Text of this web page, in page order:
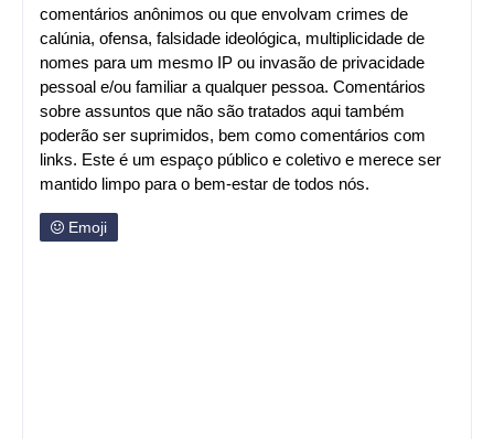
comentários anônimos ou que envolvam crimes de
calúnia, ofensa, falsidade ideológica, multiplicidade de
nomes para um mesmo IP ou invasão de privacidade
pessoal e/ou familiar a qualquer pessoa. Comentários
sobre assuntos que não são tratados aqui também
poderão ser suprimidos, bem como comentários com
links. Este é um espaço público e coletivo e merece ser
mantido limpo para o bem-estar de todos nós.
Emoji